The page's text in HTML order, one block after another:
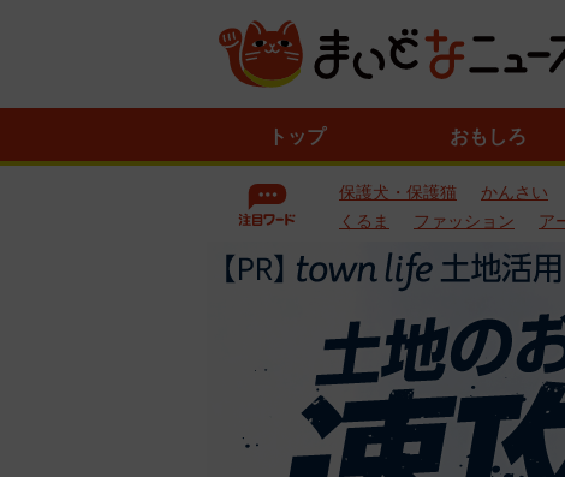
トップ おもしろ
保護犬・保護猫 かんさい
くるま
ファッション ア